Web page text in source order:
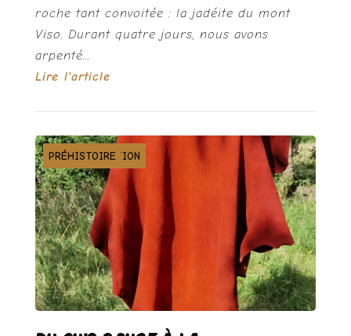
roche tant convoitée : la jadéite du mont
Viso. Durant quatre jours, nous avons
arpenté...
Lire l'article
EXPÉRIMENTATION
PRÉHISTOIRE